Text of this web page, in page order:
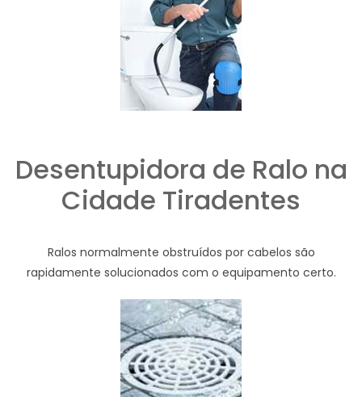
Desentupidora de Ralo na
Cidade Tiradentes
Ralos normalmente obstruídos por cabelos são
rapidamente solucionados com o equipamento certo.